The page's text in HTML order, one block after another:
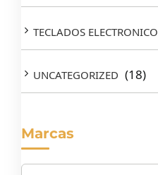
TECLADOS ELECTRONICO
UNCATEGORIZED (18)
Marcas